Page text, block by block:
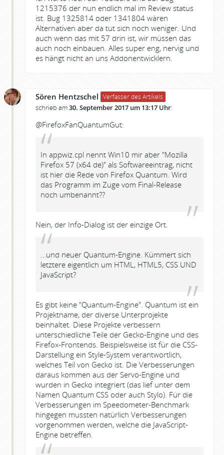
1215376 der nun endlich mal im Review status
ist. Bug 1325814 oder 1341804 wären
Alternativen aber da tut sich noch weniger. Und
auch wenn das mit 57 drin ist, wir müssen das
auch noch einbauen. Alles super eng, nervig und
es hängt nicht an uns Addonentwicklern.
Sören Hentzschel Verfasser des Artikels
schrieb am30. September 2017 um 13:17 Uhr:
@FirefoxFanQuantumGut:
In appwiz.cpl nennt Win10 mir aber "Mozilla
Firefox 57 (x64 de)" als Softwareeintrag, nicht
ist hier die Rede von Firefox Quantum. Wird
das Programm im Zuge vom Final-Release
noch umbenannt??
Nein, der Info-Dialog ist der einzige Ort.
…und neuer Quantum-Engine. Kümmert sich
letztere eigentlich um HTML, HTML5, CSS UND
JavaScript?
Es gibt keine "Quantum-Engine". Quantum ist ein
Projektname, der diverse Unterprojekte
beinhaltet. Diese Projekte verbessern
unterschiedliche Teile der Gecko-Engine und des
Firefox-Frontends. Beispielsweise ist für die CSS-
Darstellung ein Style-System verantwortlich,
welches Teil von Gecko ist. Die Verbesserungen
daraus kommen aus der Servo-Engine und
wurden in Gecko integriert (das lief unter dem
Namen Quantum CSS oder auch Stylo). Für die
Verbesserungen im Speedometer-Benchmark
hingegen mussten natürlich Verbesserungen
vorgenommen werden, welche die JavaScript-
Engine betreffen.